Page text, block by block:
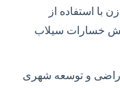
با استفاده از
خسارات سیلاب
و توسعه شهری